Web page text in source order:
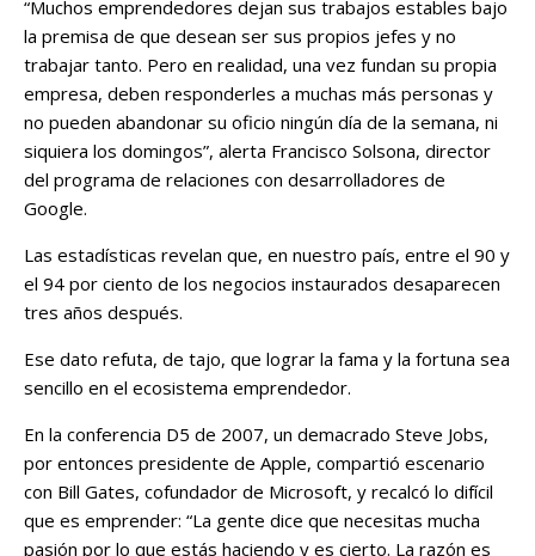
“Muchos emprendedores dejan sus trabajos estables bajo
la premisa de que desean ser sus propios jefes y no
trabajar tanto. Pero en realidad, una vez fundan su propia
empresa, deben responderles a muchas más personas y
no pueden abandonar su oficio ningún día de la semana, ni
siquiera los domingos”, alerta Francisco Solsona, director
del programa de relaciones con desarrolladores de
Google.
Las estadísticas revelan que, en nuestro país, entre el 90 y
el 94 por ciento de los negocios instaurados desaparecen
tres años después.
Ese dato refuta, de tajo, que lograr la fama y la fortuna sea
sencillo en el ecosistema emprendedor.
En la conferencia D5 de 2007, un demacrado Steve Jobs,
por entonces presidente de Apple, compartió escenario
con Bill Gates, cofundador de Microsoft, y recalcó lo difícil
que es emprender: “La gente dice que necesitas mucha
pasión por lo que estás haciendo y es cierto. La razón es